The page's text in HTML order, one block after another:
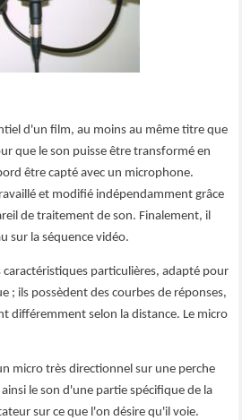
d'un film, au moins au même titre que
que le son puisse être transformé en
être capté avec un microphone.
et modifié indépendamment grâce
de traitement de son. Finalement, il
sur la séquence vidéo.
particulières, adapté pour
; ils possèdent des courbes de réponses,
différemment selon la distance. Le micro
micro très directionnel sur une perche
le son d'une partie spécifique de la
sur ce que l'on désire qu'il voie.